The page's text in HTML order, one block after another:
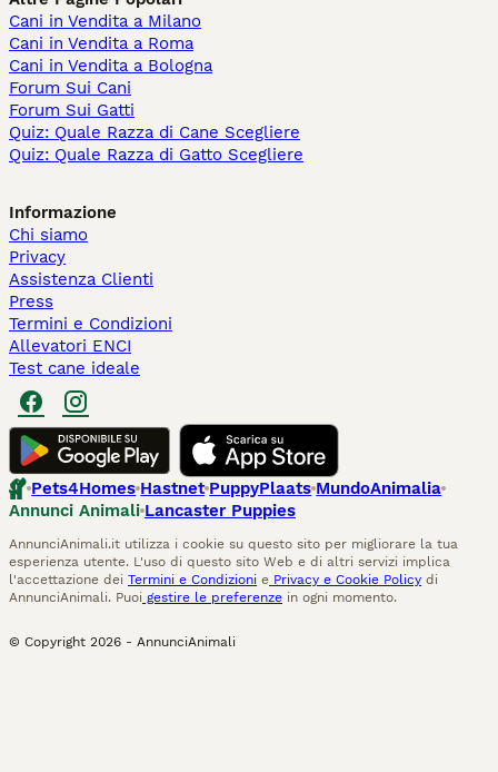
Cani in Vendita a Milano
Cani in Vendita a Roma
Cani in Vendita a Bologna
Forum Sui Cani
Forum Sui Gatti
Quiz: Quale Razza di Cane Scegliere
Quiz: Quale Razza di Gatto Scegliere
Informazione
Chi siamo
Privacy
Assistenza Clienti
Press
Termini e Condizioni
Allevatori ENCI
Test cane ideale
Pets4Homes Hastnet PuppyPlaats MundoAnimalia
Annunci Animali Lancaster Puppies
AnnunciAnimali.it utilizza i cookie su questo sito per migliorare la tua
esperienza utente. L'uso di questo sito Web e di altri servizi implica
l'accettazione dei Termini e Condizioni e Privacy e Cookie Policy di
AnnunciAnimali. Puoi gestire le preferenze in ogni momento.
© Copyright 2026 - AnnunciAnimali